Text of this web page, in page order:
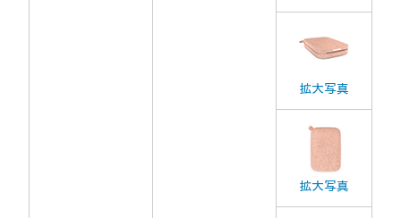
拡大写真
拡大写真